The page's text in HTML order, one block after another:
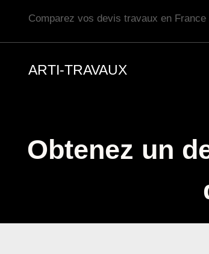
Comparez vos devis travaux en France
ARTI-TRAVAUX
Obtenez un